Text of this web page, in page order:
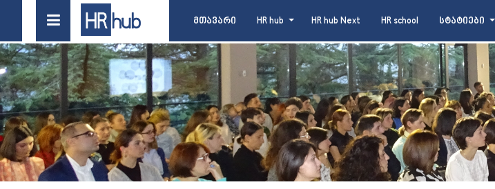
მთავარი HR hub HR hub Next HR school სტატიები